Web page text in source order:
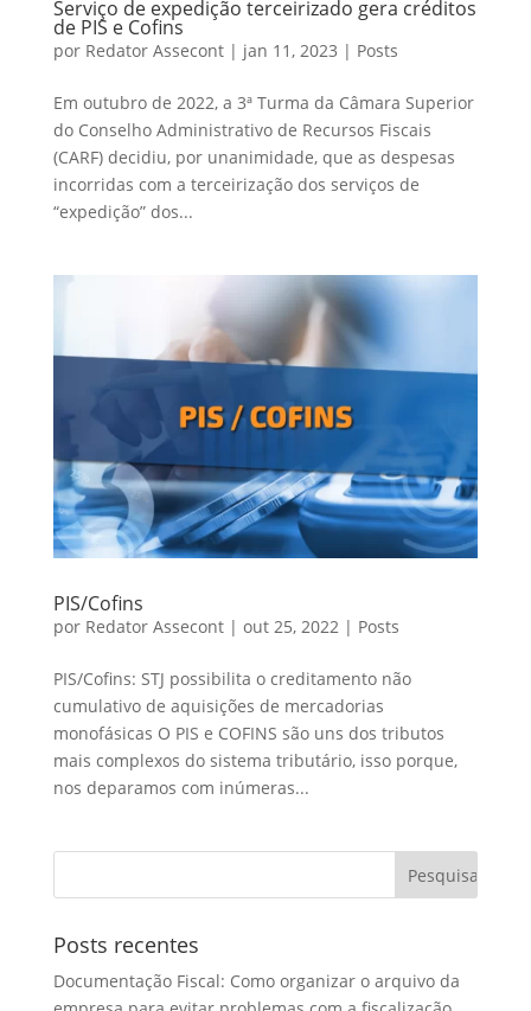
Serviço de expedição terceirizado gera créditos
de PIS e Cofins
por Redator Assecont| jan 11, 2023 | Posts
Em outubro de 2022, a 3ª Turma da Câmara Superior
do Conselho Administrativo de Recursos Fiscais
(CARF) decidiu, por unanimidade, que as despesas
incorridas com a terceirização dos serviços de
“expedição” dos...
PIS/Cofins
por Redator Assecont| out 25, 2022| Posts
PIS/Cofins: STJ possibilita o creditamento não
cumulativo de aquisições de mercadorias
monofásicas O PIS e COFINS são uns dos tributos
mais complexos do sistema tributário, isso porque,
nos deparamos com inúmeras...
Posts recentes
Documentação Fiscal: Como organizar o arquivo da